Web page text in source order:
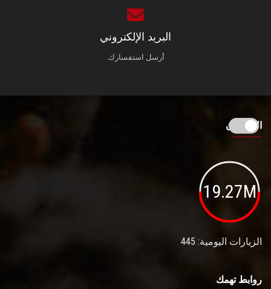
البريد الإلكتروني
أرسل استفسارك.
الزائـرون
19.27M
الزيارات اليومية: 445
روابط تهمك